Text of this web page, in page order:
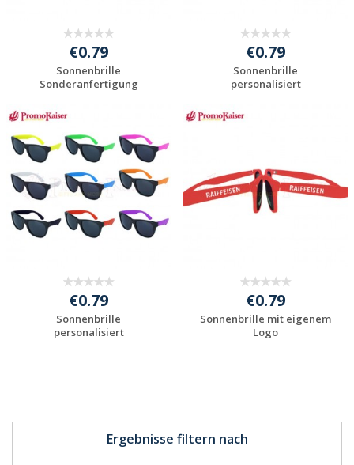
Ergebnisse filtern nach
€0.79
Sonnenbrille
Sonderanfertigung
Individuelle
Werbeartikel
anfragen
€0.79
Sonnenbrille
personalisiert
Individuelle
€0.79
Sonnenbrille
personalisiert
€0.79
Sonnenbrille mit eigenem
Logo